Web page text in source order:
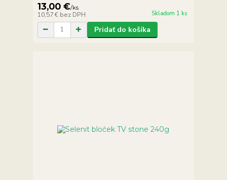
13,00 €/ks
10,57 € bez DPH Skladom 1 ks
Pridať do košíka